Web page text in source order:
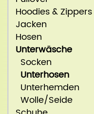
Hoodies & Zippers
Jacken
Hosen
Unterwäsche
Socken
Unterhosen
Unterhemden
Wolle/Seide